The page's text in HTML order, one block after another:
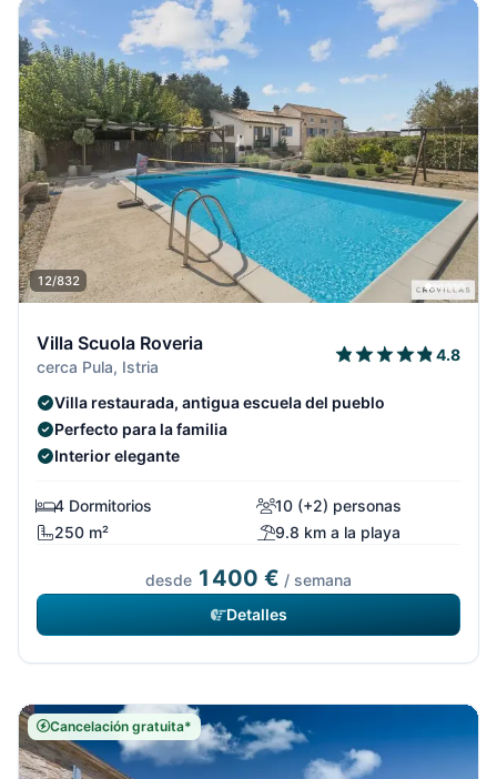
12/832
Villa Scuola Roveria
cerca Pula, Istria
4.8
Villa restaurada, antigua escuela del pueblo
Perfecto para la familia
Interior elegante
4 Dormitorios
10 (+2) personas
250 m²
9.8 km a la playa
desde 1400 € / semana
Detalles
Cancelación gratuita*